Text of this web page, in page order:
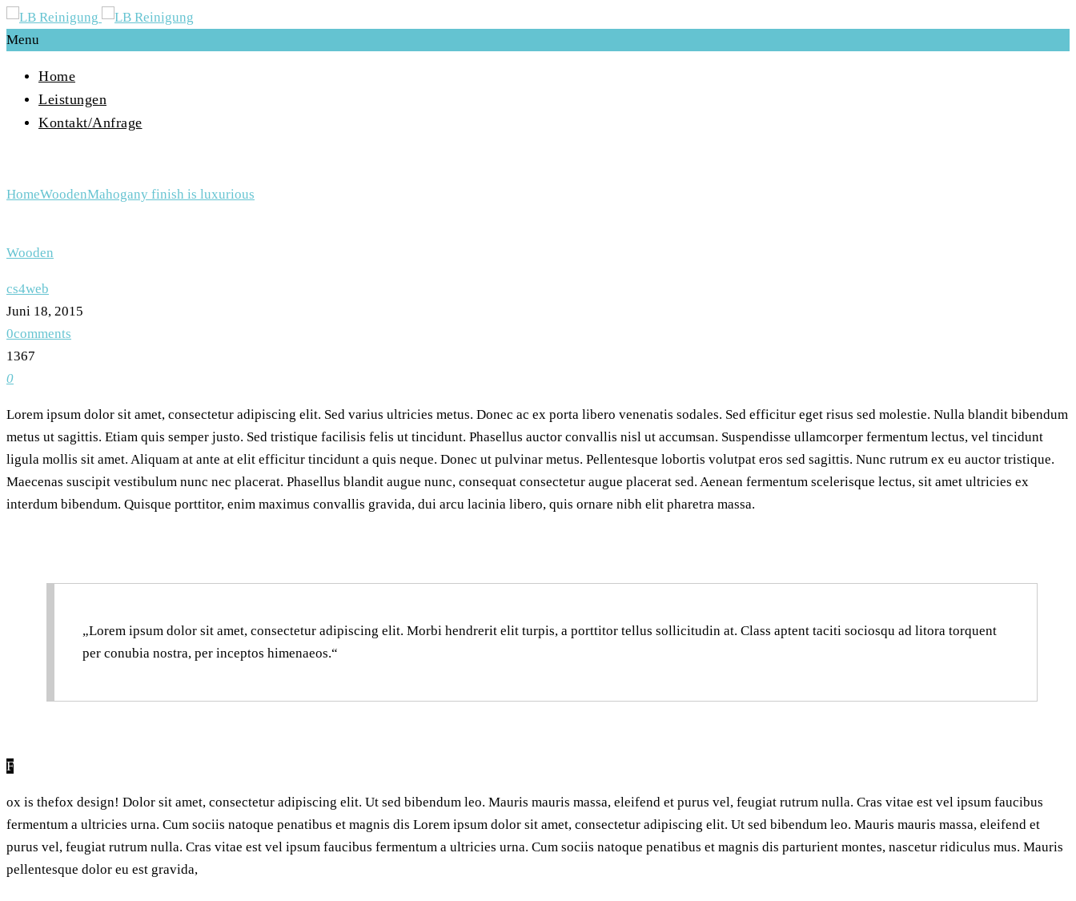
Menu
Home
Leistungen
Kontakt/Anfrage
HomeWoodenMahogany finish is luxurious
Wooden
cs4web
Juni 18, 2015
0comments
1367
0
Lorem ipsum dolor sit amet, consectetur adipiscing elit. Sed varius ultricies metus. Donec ac ex porta libero venenatis sodales. Sed efficitur eget risus sed molestie. Nulla blandit bibendum
metus ut sagittis. Etiam quis semper justo. Sed tristique facilisis felis ut tincidunt. Phasellus auctor convallis nisl ut accumsan. Suspendisse ullamcorper fermentum lectus, vel tincidunt
ligula mollis sit amet. Aliquam at ante at elit efficitur tincidunt a quis neque. Donec ut pulvinar metus. Pellentesque lobortis volutpat eros sed sagittis. Nunc rutrum ex eu auctor tristique.
Maecenas suscipit vestibulum nunc nec placerat. Phasellus blandit augue nunc, consequat consectetur augue placerat sed. Aenean fermentum scelerisque lectus, sit amet ultricies ex
interdum bibendum. Quisque porttitor, enim maximus convallis gravida, dui arcu lacinia libero, quis ornare nibh elit pharetra massa.
Lorem ipsum dolor sit amet, consectetur adipiscing elit. Morbi hendrerit elit turpis, a porttitor tellus sollicitudin at. Class aptent taciti sociosqu ad litora torquent
per conubia nostra, per inceptos himenaeos.
F
ox is thefox design! Dolor sit amet, consectetur adipiscing elit. Ut sed bibendum leo. Mauris mauris massa, eleifend et purus vel, feugiat rutrum nulla. Cras vitae est vel ipsum faucibus
fermentum a ultricies urna. Cum sociis natoque penatibus et magnis dis Lorem ipsum dolor sit amet, consectetur adipiscing elit. Ut sed bibendum leo. Mauris mauris massa, eleifend et
purus vel, feugiat rutrum nulla. Cras vitae est vel ipsum faucibus fermentum a ultricies urna. Cum sociis natoque penatibus et magnis dis parturient montes, nascetur ridiculus mus. Mauris
pellentesque dolor eu est gravida,